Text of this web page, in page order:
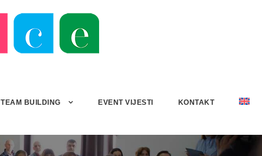
TEAM BUILDING EVENT VIJESTI KONTAKT